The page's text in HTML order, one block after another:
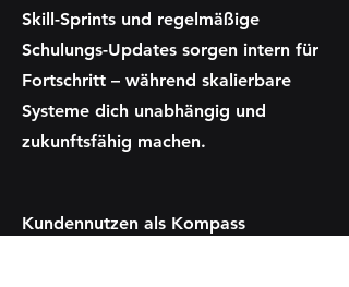
Skill-Sprints und regelmäßige
Schulungs-Updates sorgen intern für
Fortschritt – während skalierbare
Systeme dich unabhängig und
zukunftsfähig machen.
Kundennutzen als Kompass